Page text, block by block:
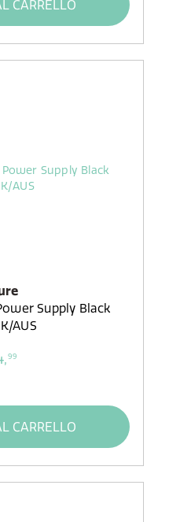
CARRELLO
Supply Black
AUS
99
CARRELLO